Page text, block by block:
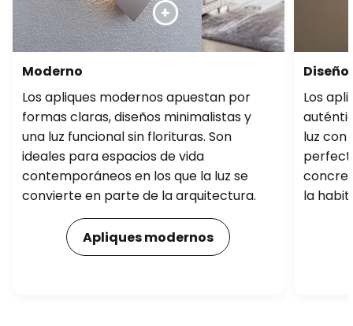
Moderno
Los apliques modernos apuestan por
formas claras, diseños minimalistas y
una luz funcional sin florituras. Son
ideales para espacios de vida
contemporáneos en los que la luz se
convierte en parte de la arquitectura.
Apliques modernos
Diseño
Los
luz con
la